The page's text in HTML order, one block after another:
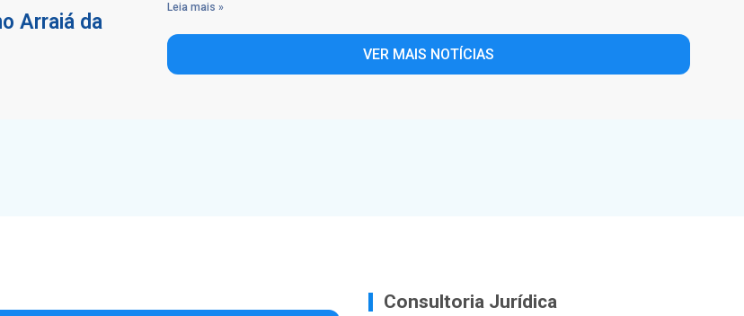
Arraiá da
Leia mais »
VER MAIS NOTÍCIAS
Consultoria Jurídica